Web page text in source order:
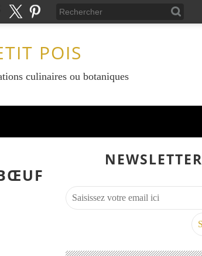
POIS
culinaires ou botaniques
NEWSLETTER